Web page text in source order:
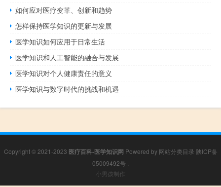
如何应对医疗变革、创新和趋势
怎样保持医学知识的更新与发展
医学知识如何应用于日常生活
医学知识和人工智能的融合与发展
医学知识对个人健康责任的意义
医学知识与数字时代的挑战和机遇
Copyright © 2021-2023 医疗百科-医学知识网 Powered by 网站分类目录 陕ICP备
05009492号
小男孩制作